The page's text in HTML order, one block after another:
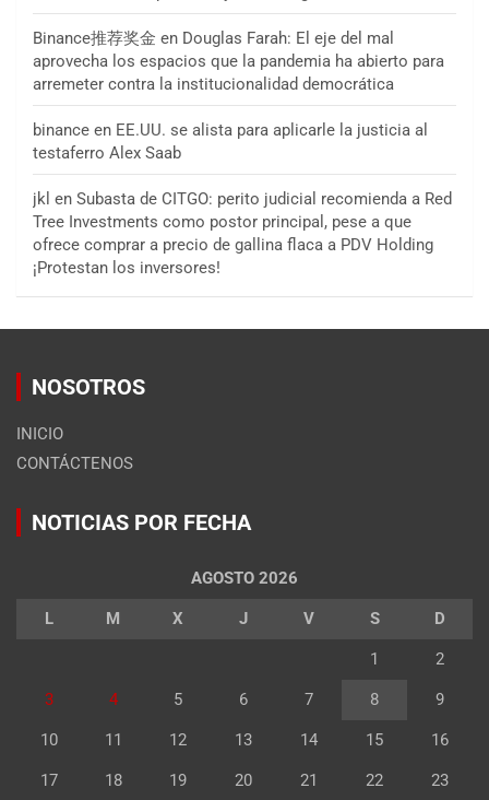
Binance推荐奖金 en Douglas Farah: El eje del mal
aprovecha los espacios que la pandemia ha abierto para
arremeter contra la institucionalidad democrática
binance en EE.UU. se alista para aplicarle la justicia al
testaferro Alex Saab
jkl en Subasta de CITGO: perito judicial recomienda a Red
Tree Investments como postor principal, pese a que
ofrece comprar a precio de gallina flaca a PDV Holding
¡Protestan los inversores!
NOSOTROS
INICIO
CONTÁCTENOS
NOTICIAS POR FECHA
AGOSTO 2026
L M X J V S D
1 2
3 4 5 6 7 8 9
10 11 12 13 14 15 16
17 18 19 20 21 22 23